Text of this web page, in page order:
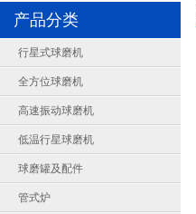
产品分类
行星式球磨机
全方位球磨机
高速振动球磨机
低温行星球磨机
球磨罐及配件
管式炉